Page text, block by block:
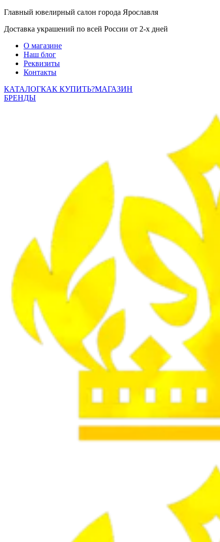
Главный ювелирный салон города Ярославля
Доставка украшений по всей России от 2-х дней
О магазине
Наш блог
Реквизиты
Контакты
КАТАЛОГКАК КУПИТЬ?МАГАЗИН
БРЕНДЫ